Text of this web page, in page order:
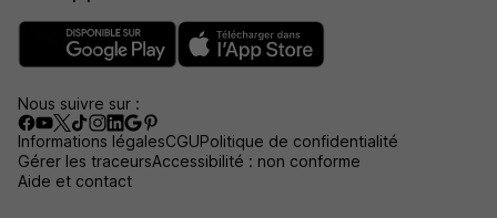
Nous suivre sur :
Informations légalesCGUPolitique de confidentialité
Gérer les traceursAccessibilité : non conforme
Aide et contact